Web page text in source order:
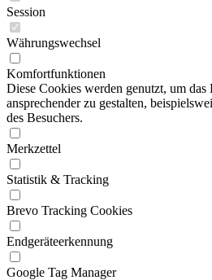
Session
Währungswechsel
Komfortfunktionen
Diese Cookies werden genutzt, um das
ansprechender zu gestalten,
des Besuchers.
Merkzettel
Statistik & Tracking
Brevo Tracking Cookies
Endgeräteerkennung
Google Tag Manager